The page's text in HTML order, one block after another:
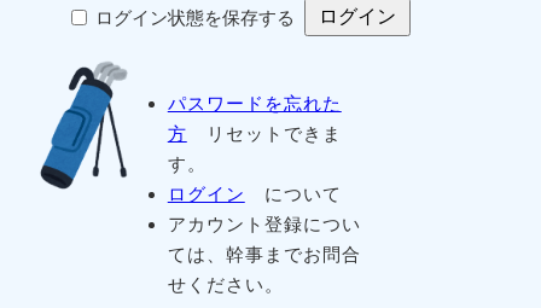
ログイン状態を保存する
パスワードを忘れた
方 リセットできま
す。
ログイン
について
アカウント登録につい
ては、幹事までお問合
せください。